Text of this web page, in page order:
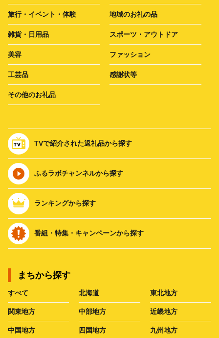
旅行・イベント・体験 地域のお礼の品
雑貨・日用品 スポーツ・アウトドア
美容 ファッション
工芸品 感謝状等
その他のお礼品
TVで紹介された返礼品から探す
ふるラボチャンネルから探す
ランキングから探す
番組・特集・キャンペーンから探す
まちから探す
すべて 北海道 東北地方
関東地方 中部地方 近畿地方
中国地方 四国地方 九州地方